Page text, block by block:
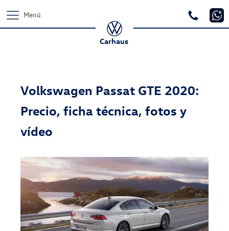
Menú
Carhaus
Volkswagen Passat GTE 2020:
Precio, ficha técnica, fotos y
vídeo